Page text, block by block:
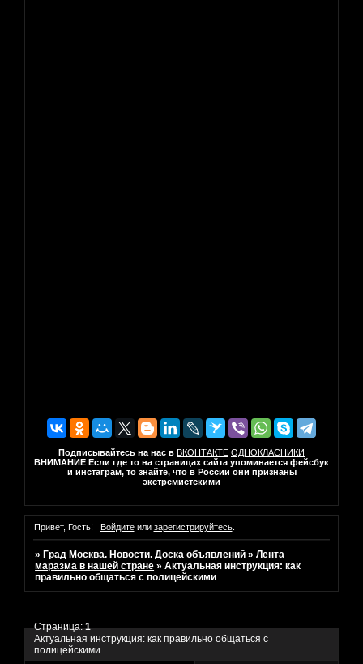
Подписывайтесь на нас в ВКОНТАКТЕ ОДНОКЛАСНИКИ
ВНИМАНИЕ Если где то на страницах сайта упоминается фейсбук
и инстаграм, то знайте, что в России они признаны
экстремистскими
Привет, Гость! Войдитеили зарегистрируйтесь.
» Град Москва. Новости. Доска объявлений »Лента
маразма в нашей стране »Актуальная инструкция: как
правильно общаться с полицейскими
Актуальная инструкция: как правильно общаться с
полицейскими
Страница:1